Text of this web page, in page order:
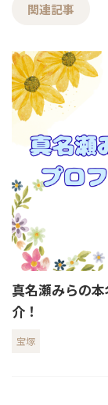
関連記事
真名瀬みらの
介！
宝塚